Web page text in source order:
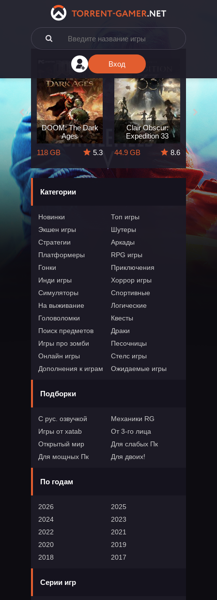
Вход
The
5.7
DOOM: The Dark
Ages
118 GB
5.3
Clair Obscur:
Expedition 33
44.9 GB
8.6
164 GB
Категории
Новинки
Топ игры
Экшен игры
Шутеры
Стратегии
Аркады
Платформеры
RPG игры
Гонки
Приключения
Инди игры
Хоррор игры
Симуляторы
Спортивные
На выживание
Логические
Головоломки
Квесты
Поиск предметов
Драки
Игры про зомби
Песочницы
Онлайн игры
Стелс игры
Дополнения к играм
Ожидаемые игры
Подборки
С рус. озвучкой
Механики RG
Игры от xatab
От 3-го лица
Открытый мир
Для слабых Пк
Для мощных Пк
Для двоих!
По годам
2026
2025
2024
2023
2022
2021
2020
2019
2018
2017
Серии игр